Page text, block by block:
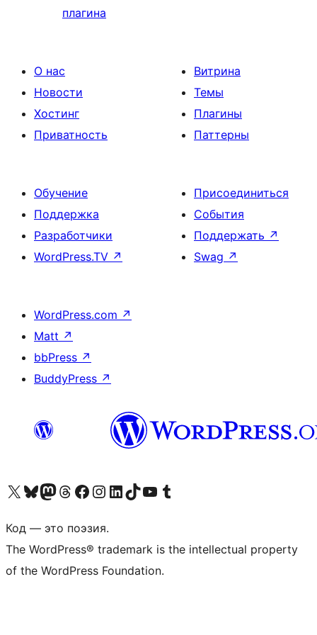
плагина
О нас
Новости
Хостинг
Приватность
Витрина
Темы
Плагины
Паттерны
Обучение
Поддержка
Разработчики
WordPress.TV ↗
Присоединиться
События
Поддержать ↗
Swag ↗
WordPress.com ↗
Matt ↗
bbPress ↗
BuddyPress ↗
Посетите нас в X (ранее Twitter)
Посетите нашу учётную запись в Bluesky
Посетите нашу ленту в Mastodon
Посетите нашу учётную запись в Threads
Посетите нашу страницу на Facebook
Посетите наш Instagram
Посетите нашу страницу в LinkedIn
Посетите нашу учётную запись в TikTok
Посетите наш канал YouTube
Посетите нашу учётную запись в Tumblr
Код — это поэзия.
The WordPress® trademark is the intellectual property
of the WordPress Foundation.